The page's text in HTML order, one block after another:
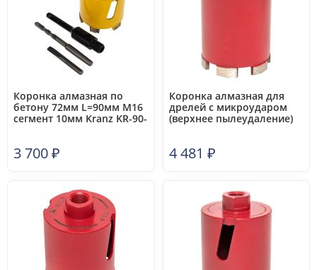
Коронка алмазная по
бетону 72мм L=90мм М16
сегмент 10мм Kranz KR-90-
3 700₽
Коронка алмазная для
дрелей с микроударом
(верхнее пылеудаление)
EKF dch-68-mhs-m16
4 481 ₽